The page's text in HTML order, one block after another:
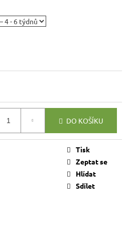
DO KOŠÍKU
Tisk
Zeptat se
Hlídat
Sdílet